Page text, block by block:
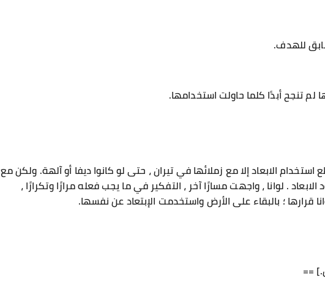
للهدف.
لم تنجح أبدًا كلما حاولت استخدامها.
الابعاد إلا مع زملائها في تيران ، حتى لو كانوا ديفا أو آلهة. ولكن مع
. لوانا ، واجهت مسارًا آخر ، التفكير في ما يجب فعله مرارًا وتكرارًا ،
قرارها ؛ بالبقاء على الأرض واستخدمت الإبتعاد عن نفسها.
==